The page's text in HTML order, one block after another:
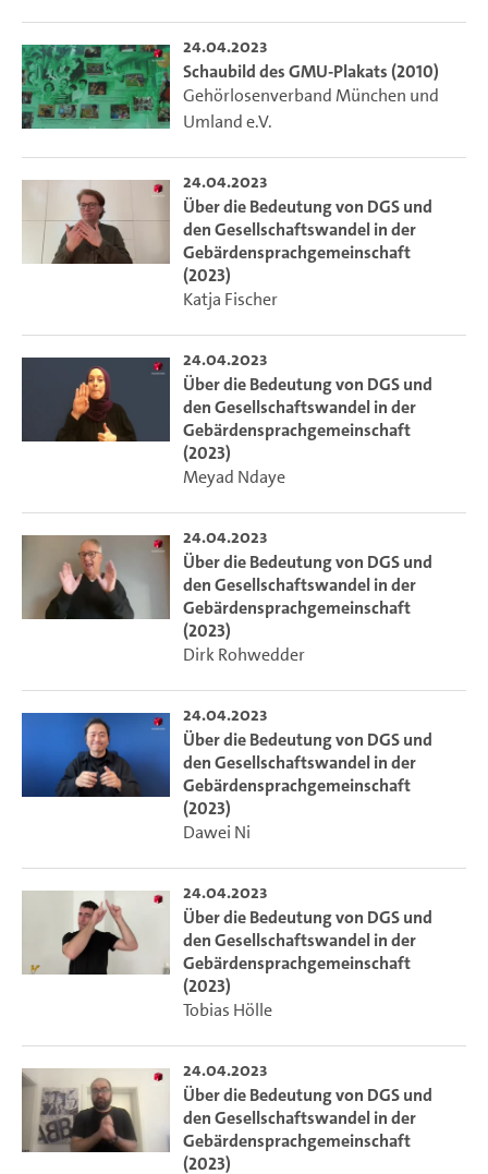
24.04.2023
Schaubild des GMU-Plakats (2010)
Gehörlosenverband München und
Umland e.V.
24.04.2023
Über die Bedeutung von DGS und
den Gesellschaftswandel in der
Gebärdensprachgemeinschaft
(2023)
Katja Fischer
24.04.2023
Über die Bedeutung von DGS und
den Gesellschaftswandel in der
Gebärdensprachgemeinschaft
(2023)
Meyad Ndaye
24.04.2023
Über die Bedeutung von DGS und
den Gesellschaftswandel in der
Gebärdensprachgemeinschaft
(2023)
Dirk Rohwedder
24.04.2023
Über die Bedeutung von DGS und
den Gesellschaftswandel in der
Gebärdensprachgemeinschaft
(2023)
Dawei Ni
24.04.2023
Über die Bedeutung von DGS und
den Gesellschaftswandel in der
Gebärdensprachgemeinschaft
(2023)
Tobias Hölle
24.04.2023
Über die Bedeutung von DGS und
den Gesellschaftswandel in der
Gebärdensprachgemeinschaft
(2023)